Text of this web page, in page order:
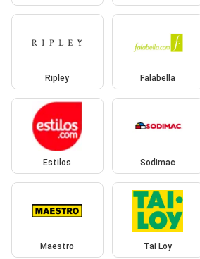
Ripley Falabella
Estilos Sodimac
Maestro Tai Loy